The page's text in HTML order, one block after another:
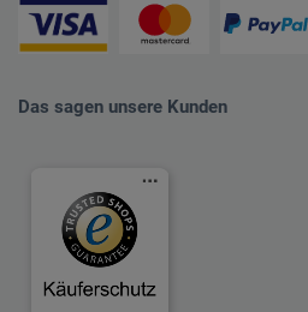
Das sagen unsere Kunden